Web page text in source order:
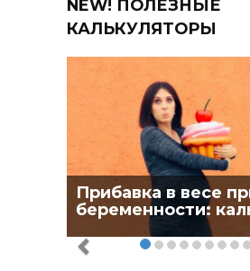
NEW! ПОЛЕЗНЫЕ
КАЛЬКУЛЯТОРЫ
Прибавка в весе
беременности: